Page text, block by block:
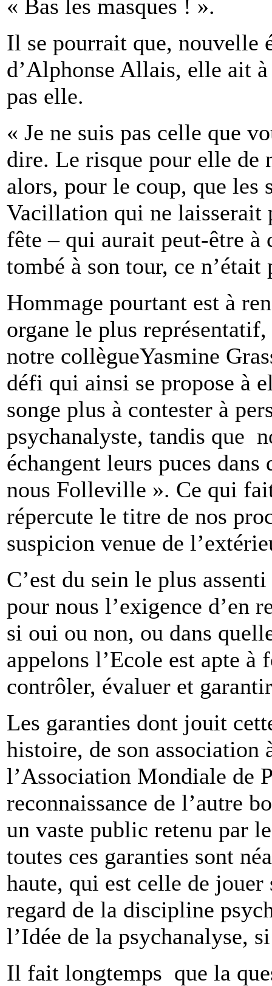
« Bas les masques ! ».
Il se pourrait que, nouvelle
d’Alphonse Allais, elle ait
pas elle.
« Je ne suis pas celle que
dire. Le risque pour elle de
alors, pour le coup, que les
Vacillation qui ne laisserait
fête – qui aurait peut-être à
tombé à son tour, ce
Hommage pourtant est à
organe le plus
notre collègueYasmine
défi qui ainsi se propose à
songe plus à contester à
psychanalyste, tandis que
échangent leurs puces dans
nous Folleville ». Ce qui
répercute le titre de nos
suspicion venue de
C’est du sein le plus
pour nous l’exigence d’en
si oui ou non, ou dans
appelons l’Ecole est apte à
contrôler, évaluer et
Les garanties dont jouit
histoire, de son association
l’Association Mondiale de
reconnaissance de l’autre
un vaste public retenu par
toutes ces garanties sont
haute, qui est celle de
regard de la discipline
l’Idée de la psychanalyse,
Il fait longtemps que la